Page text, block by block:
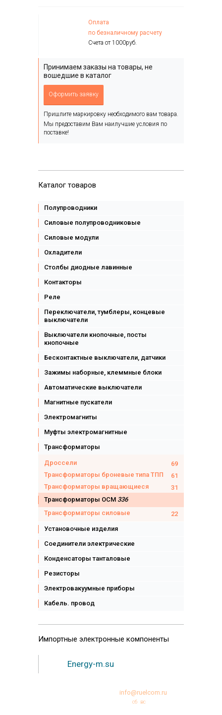
Оплата
по безналичному расчету
Счета от 1000руб.
Принимаем заказы на товары, не
вошедшие в каталог
Оформить заявку
Пришлите маркировку необходимого вам товара.
Мы предоставим Вам наилучшие условия по
поставке!
Каталог товаров
Полупроводники
Силовые полупроводниковые
Силовые модули
Охладители
Столбы диодные лавинные
Контакторы
Реле
Переключатели, тумблеры, концевые
выключатели
Выключатели кнопочные, посты
кнопочные
Бесконтактные выключатели, датчики
Зажимы наборные, клеммные блоки
Автоматические выключатели
Магнитные пускатели
Электромагниты
Муфты электромагнитные
Трансформаторы
Дроссели
69
Трансформаторы броневые типа ТПП
61
Трансформаторы вращающиеся
31
Трансформаторы ОСМ 336
Трансформаторы силовые
22
Установочные изделия
Соединители электрические
Конденсаторы танталовые
Резисторы
Электровакуумные приборы
Кабель. провод
Импортные электронные компоненты
Energy-m.su
info@ruelcom.ru
сб вс